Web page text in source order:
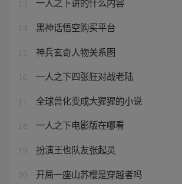
13 一人之下讲的什么内容
14 黑神话悟空购买平台
15 神兵玄奇人物关系图
16 一人之下四张狂对战老陆
17 全球兽化变成大猩猩的小说
18 一人之下电影版在哪看
19 扮演王也队友张起灵
20 开局一座山苏樱是穿越者吗